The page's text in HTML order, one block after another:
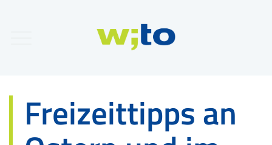
Freizeittipps an